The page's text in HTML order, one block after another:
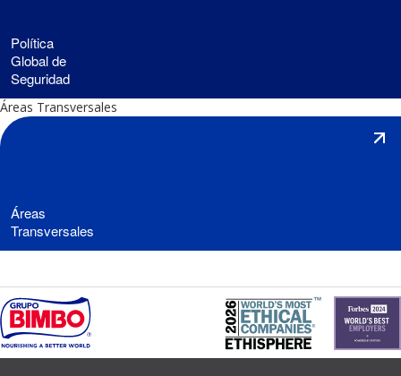
Política
Global de
Seguridad
Áreas Transversales
Áreas
Transversales